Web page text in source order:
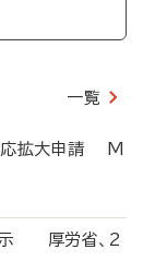
一覧
応拡大申請 M
示 厚労省、2